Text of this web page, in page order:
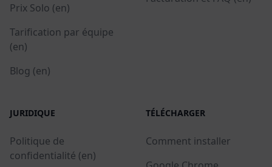
Prix Solo (en)
Tarification par équipe
(en)
Blog (en)
JURIDIQUE
Politique de
confidentialité (en)
TÉLÉCHARGER
Comment installer